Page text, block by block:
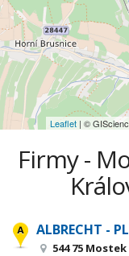
Leaflet | ©
Firmy -
ALBRECHT -
544 75 Mostek